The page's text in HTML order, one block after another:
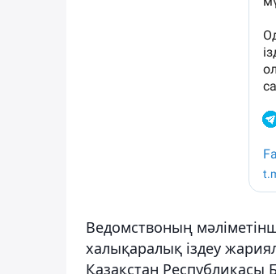
Ведомствоның
халықаралық іздеу
Қазақстан Республикасы